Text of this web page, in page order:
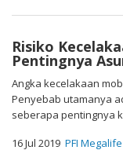
Risiko
Pentingnya
Angka kecelakaan
Penyebab utamanya
seberapa pentingnya
16 Jul 2019 PFI Megalife